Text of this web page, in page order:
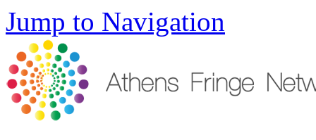
Jump to Navigation